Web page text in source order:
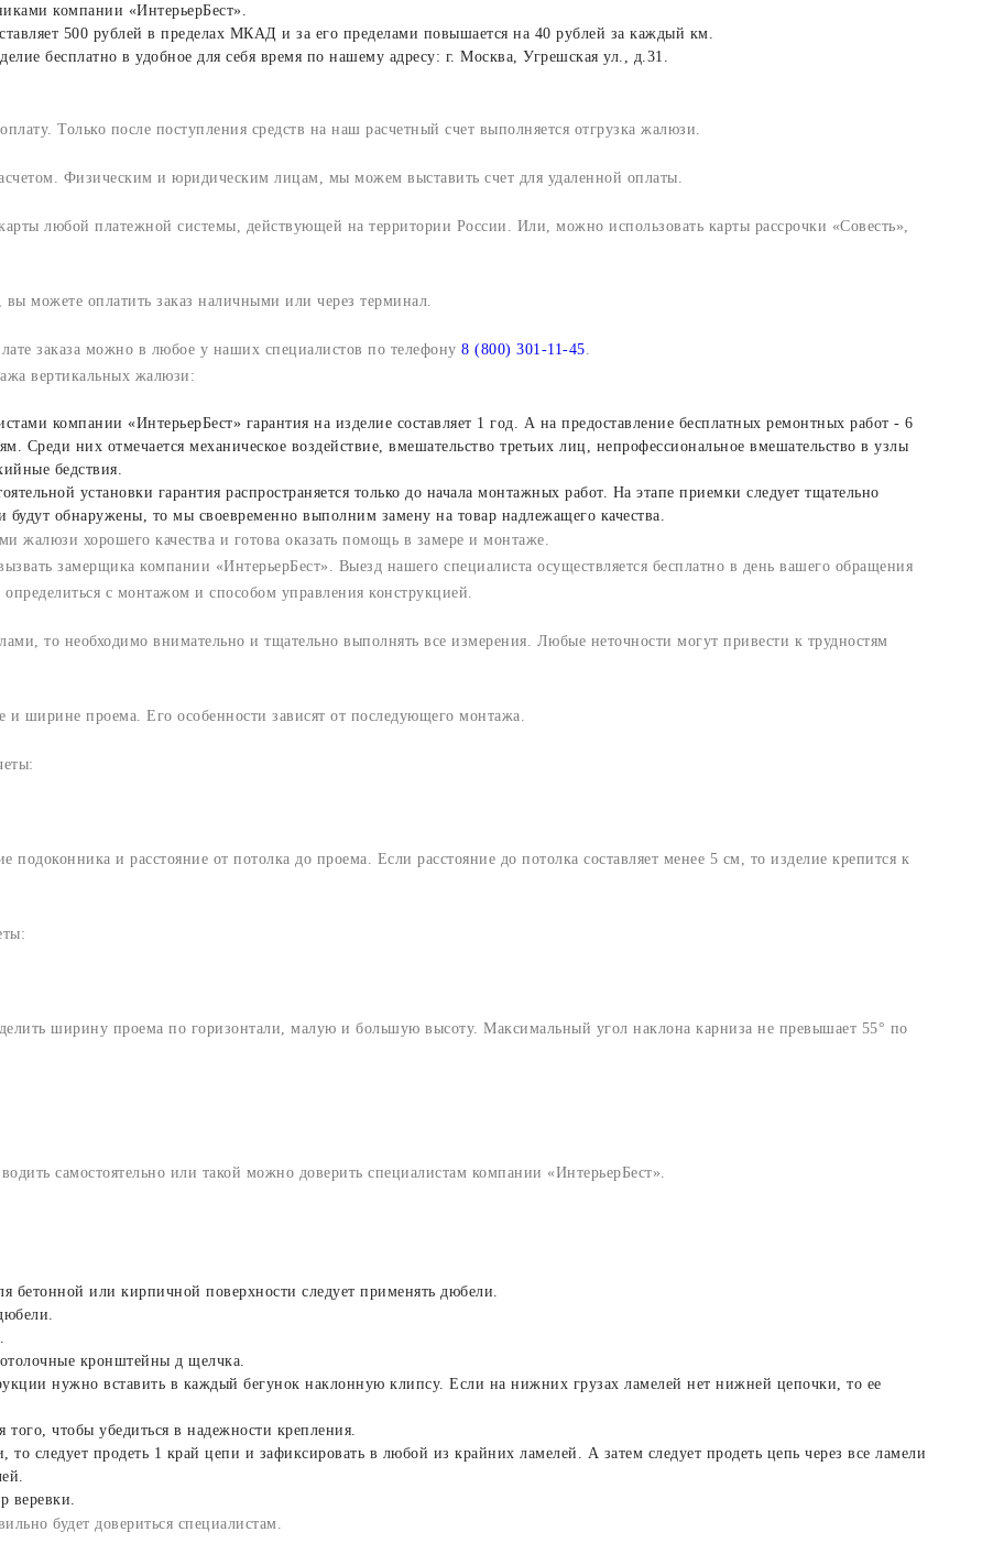
компании «ИнтерьерБест».
500 рублей в пределах МКАД и за его пределами повышается на 40 рублей за каждый км.
бесплатно в удобное для себя время по нашему адресу: г. Москва, Угрешская ул., д.31.
Только после поступления средств на наш расчетный счет выполняется отгрузка жалюзи.
Физическим и юридическим лицам, мы можем выставить счет для удаленной оплаты.
любой платежной системы, действующей на территории России. Или, можно использовать карты рассрочки «Совесть»,
можете оплатить заказ наличными или через терминал.
заказа можно в любое у наших специалистов по телефону 8 (800) 301-11-45
вертикальных жалюзи:
компании «ИнтерьерБест» гарантия на изделие составляет 1 год. А на предоставление бесплатных ремонтных работ - 6
Среди них отмечается механическое воздействие, вмешательство третьих лиц, непрофессиональное вмешательство в узлы
бедствия.
установки гарантия распространяется только до начала монтажных работ. На этапе приемки следует тщательно
обнаружены, то мы своевременно выполним замену на товар надлежащего качества.
жалюзи хорошего качества и готова оказать помощь в замере и монтаже.
замерщика компании «ИнтерьерБест». Выезд нашего специалиста осуществляется бесплатно в день вашего обращения
с монтажом и способом управления конструкцией.
то необходимо внимательно и тщательно выполнять все измерения. Любые неточности могут привести к трудностям
и ширине проема. Его особенности зависят от последующего монтажа.
подоконника и расстояние от потолка до проема. Если расстояние до потолка составляет менее 5 см, то изделие крепится к
ширину проема по горизонтали, малую и большую высоту. Максимальный угол наклона карниза не превышает 55° по
самостоятельно или такой можно доверить специалистам компании «ИнтерьерБест».
бетонной или кирпичной поверхности следует применять дюбели.
кронштейны д щелчка.
нужно вставить в каждый бегунок наклонную клипсу. Если на нижних грузах ламелей нет нижней цепочки, то ее
чтобы убедиться в надежности крепления.
следует продеть 1 край цепи и зафиксировать в любой из крайних ламелей. А затем следует продеть цепь через все ламели
веревки.
будет довериться специалистам.